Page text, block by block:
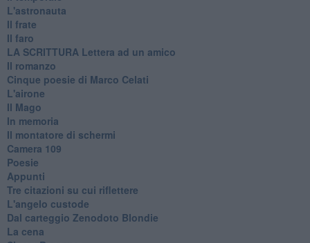
L'astronauta
Il frate
Il faro
​LA SCRITTURA Lettera ad un amico
Il romanzo
Cinque poesie di Marco Celati
L'airone
Il Mago
In memoria
Il montatore di schermi
Camera 109
Poesie
Appunti
Tre citazioni su cui riflettere
L'angelo custode
Dal carteggio Zenodoto Blondie
La cena